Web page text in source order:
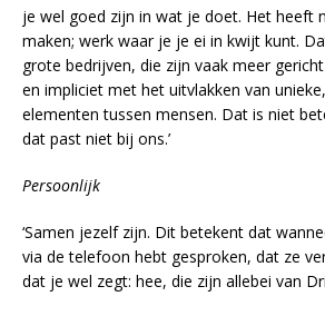
je wel goed zijn in wat je doet. Het heeft
maken; werk waar je je ei in kwijt kunt.
grote bedrijven, die zijn vaak meer
en impliciet met het uitvlakken van
elementen tussen mensen. Dat is niet
dat past niet bij ons.’
Persoonlijk
‘Samen jezelf zijn. Dit betekent dat
via de telefoon hebt gesproken, dat ze
dat je wel zegt: hee, die zijn allebei van